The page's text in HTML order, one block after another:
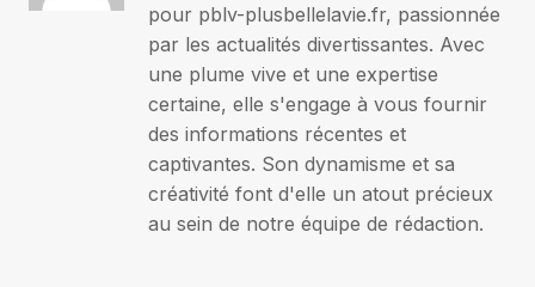
pour pblv-plusbellelavie.fr, passionnée
par les actualités divertissantes. Avec
une plume vive et une expertise
certaine, elle s'engage à vous fournir
des informations récentes et
captivantes. Son dynamisme et sa
créativité font d'elle un atout précieux
au sein de notre équipe de rédaction.